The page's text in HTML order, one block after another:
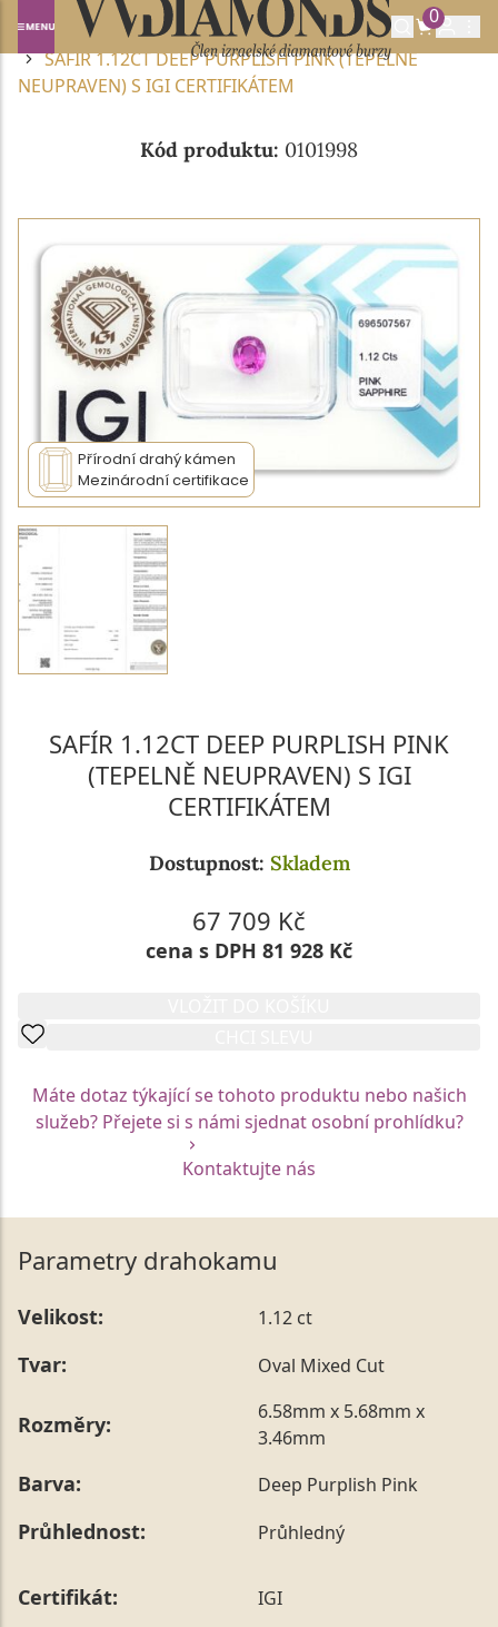
0
Domů DRAHOKAMY A POLODRAHOKAMY
SAFÍR
SAFÍR 1.12CT DEEP PURPLISH PINK (TEPELNĚ
NEUPRAVEN) S IGI CERTIFIKÁTEM
Kód produktu: 0101998
Přírodní drahý kámen
Mezinárodní certifikace
SAFÍR 1.12CT DEEP PURPLISH PINK
(TEPELNĚ NEUPRAVEN) S IGI
CERTIFIKÁTEM
Dostupnost: Skladem
67 709 Kč
cena s DPH 81 928 Kč
Máte dotaz týkající se tohoto produktu nebo našich
služeb? Přejete si s námi sjednat osobní prohlídku?
Kontaktujte nás
Parametry drahokamu
Velikost: 1.12 ct
Tvar: Oval Mixed Cut
Rozměry:
6.58mm x 5.68mm x
3.46mm
Barva: Deep Purplish Pink
Průhlednost: Průhledný
Certifikát: IGI